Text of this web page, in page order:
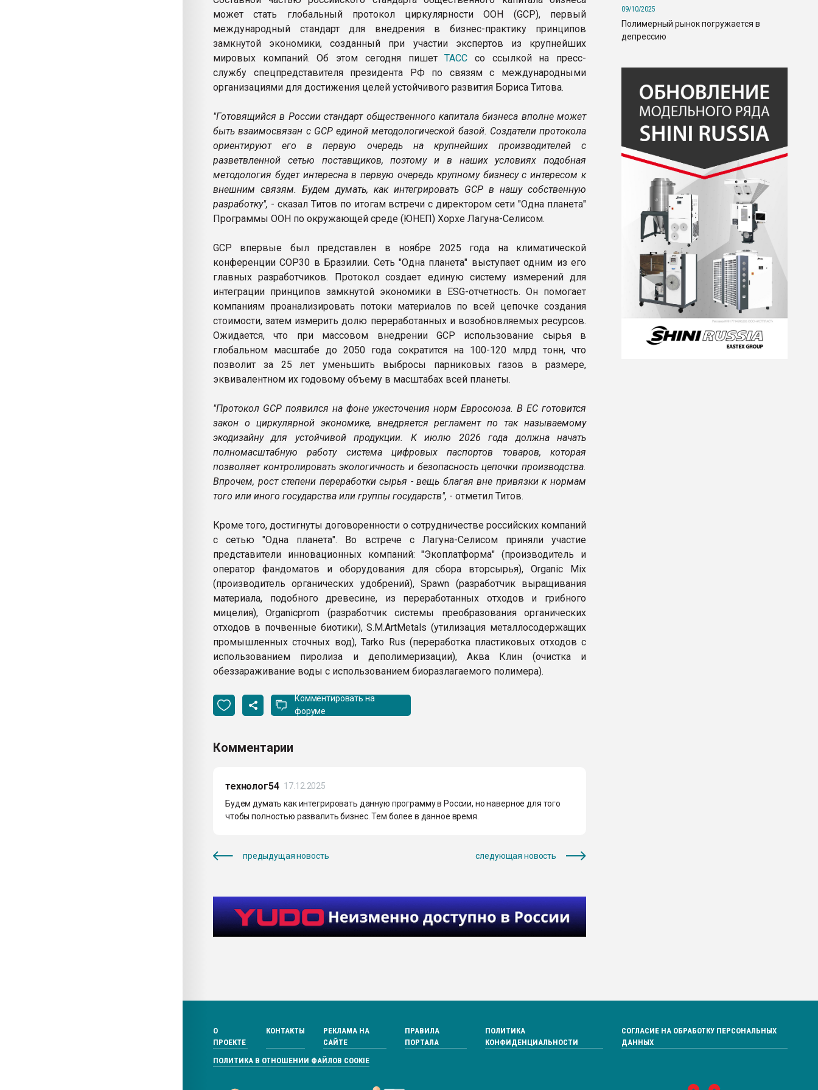
может стать глобальный протокол циркулярности ООН (GCP), первый
международный стандарт для внедрения в бизнес-практику принципов
замкнутой экономики, созданный при участии экспертов из крупнейших
мировых компаний. Об этом сегодня пишетТАСС со ссылкой на пресс-
службу спецпредставителя президента РФ по связям с международными
организациями для достижения целей устойчивого развития Бориса Титова.
"Готовящийся в России стандарт общественного капитала бизнеса вполне может
быть взаимосвязан с GCP единой методологической базой. Создатели протокола
ориентируют его в первую очередь на крупнейших производителей с
разветвленной сетью поставщиков, поэтому и в наших условиях подобная
методология будет интересна в первую очередь крупному бизнесу с интересом к
внешним связям. Будем думать, как интегрировать GCP в нашу собственную
разработку", - сказал Титов по итогам встречи с директором сети "Одна планета"
Программы ООН по окружающей среде (ЮНЕП) Хорхе Лагуна-Селисом.
GCP впервые был представлен в ноябре 2025 года на климатической
конференции COP30 в Бразилии. Сеть "Одна планета" выступает одним из его
главных разработчиков. Протокол создает единую систему измерений для
интеграции принципов замкнутой экономики в ESG-отчетность. Он помогает
компаниям проанализировать потоки материалов по всей цепочке создания
стоимости, затем измерить долю переработанных и возобновляемых ресурсов.
Ожидается, что при массовом внедрении GCP использование сырья в
глобальном масштабе до 2050 года сократится на 100-120 млрд тонн, что
позволит за 25 лет уменьшить выбросы парниковых газов в размере,
эквивалентном их годовому объему в масштабах всей планеты.
"Протокол GCP появился на фоне ужесточения норм Евросоюза. В ЕС готовится
закон о циркулярной экономике, внедряется регламент по так называемому
экодизайну для устойчивой продукции. К июлю 2026 года должна начать
полномасштабную работу система цифровых паспортов товаров, которая
позволяет контролировать экологичность и безопасность цепочки производства.
Впрочем, рост степени переработки сырья - вещь благая вне привязки к нормам
того или иного государства или группы государств", - отметил Титов.
Кроме того, достигнуты договоренности о сотрудничестве российских компаний
с сетью "Одна планета". Во встрече с Лагуна-Селисом приняли участие
представители инновационных компаний: "Экоплатформа" (производитель и
оператор фандоматов и оборудования для сбора вторсырья), Organic Mix
(производитель органических удобрений), Spawn (разработчик выращивания
материала, подобного древесине, из переработанных отходов и грибного
мицелия), Organicprom (разработчик системы преобразования органических
отходов в почвенные биотики), S.M.ArtMetals (утилизация металлосодержащих
промышленных сточных вод), Tarko Rus (переработка пластиковых отходов с
использованием пиролиза и деполимеризации), Аква Клин (очистка и
обеззараживание воды с использованием биоразлагаемого полимера).
Комментировать на
форуме
Комментарии
технолог54 17.12.2025
Будем думать как интегрировать данную программу в России, но наверное для того
чтобы полностью развалить бизнес. Тем более в данное время.
предыдущая новость следующая новость
09/10/2025
Полимерный рынок погружается в
депрессию
О
ПРОЕКТЕ
КОНТАКТЫ
РЕКЛАМА НА
САЙТЕ
ПРАВИЛА
ПОРТАЛА
ПОЛИТИКА
КОНФИДЕНЦИАЛЬНОСТИ
СОГЛАСИЕ НА ОБРАБОТКУ ПЕРСОНАЛЬНЫХ
ДАННЫХ
ПОЛИТИКА В ОТНОШЕНИИ ФАЙЛОВ COOKIE